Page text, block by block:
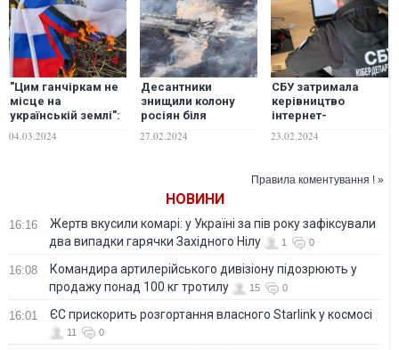
"Цим ганчіркам не
місце на
українській землі":
Донецьку спалили
04.03.2024
Десантники
знищили колону
росіян біля
під Донецьком.
27.02.2024
СБУ затримала
керівництво
інтернет-
забезпечило
23.02.2024
Правила коментування ! »
НОВИНИ
16:16
Жертв вкусили комарі: у Україні за пів року зафіксували
два випадки гарячки Західного Нілу
1 0
16:08
Командира артилерійського дивізіону підозрюють у
продажу понад 100 кг тротилу
15 0
16:01 ЄС прискорить розгортання власного Starlink у космосі
11 0